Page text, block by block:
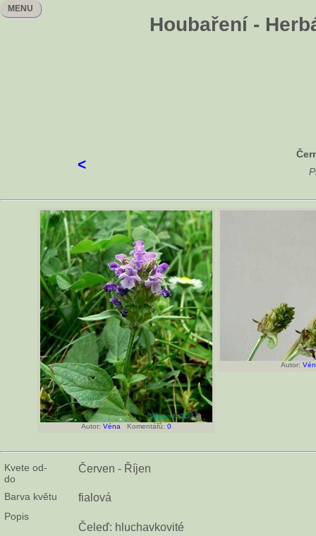
Houbaření -
MENU
<
Autor: Véna Komentářů: 0
Autor:
Kvete od-
do
Červen - Říjen
Barva květu fialová
Popis
Čeleď: hluchavkovité